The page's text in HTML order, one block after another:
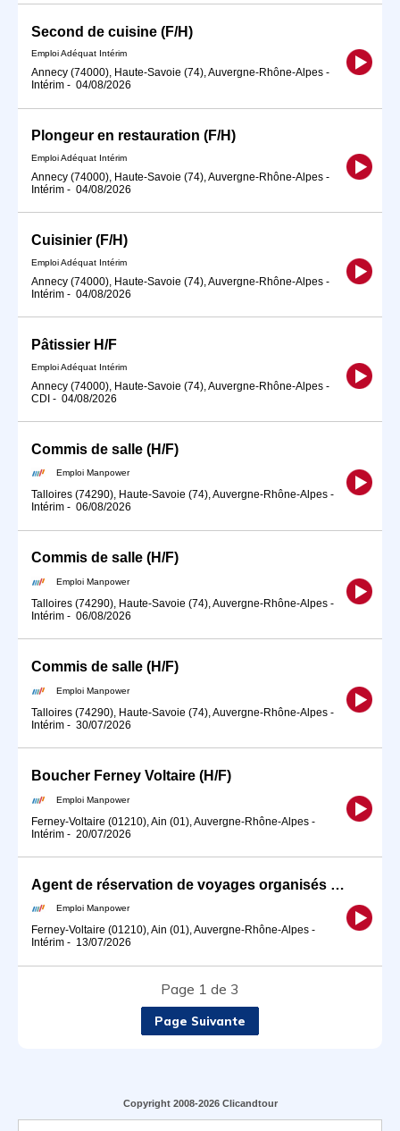
Second de cuisine (F/H)
Emploi Adéquat Intérim
Annecy (74000), Haute-Savoie (74), Auvergne-Rhône-Alpes -
Intérim - 04/08/2026
Plongeur en restauration (F/H)
Emploi Adéquat Intérim
Annecy (74000), Haute-Savoie (74), Auvergne-Rhône-Alpes -
Intérim - 04/08/2026
Cuisinier (F/H)
Emploi Adéquat Intérim
Annecy (74000), Haute-Savoie (74), Auvergne-Rhône-Alpes -
Intérim - 04/08/2026
Pâtissier H/F
Emploi Adéquat Intérim
Annecy (74000), Haute-Savoie (74), Auvergne-Rhône-Alpes -
CDI - 04/08/2026
Commis de salle (H/F)
Emploi Manpower
Talloires (74290), Haute-Savoie (74), Auvergne-Rhône-Alpes -
Intérim - 06/08/2026
Commis de salle (H/F)
Emploi Manpower
Talloires (74290), Haute-Savoie (74), Auvergne-Rhône-Alpes -
Intérim - 06/08/2026
Commis de salle (H/F)
Emploi Manpower
Talloires (74290), Haute-Savoie (74), Auvergne-Rhône-Alpes -
Intérim - 30/07/2026
Boucher Ferney Voltaire (H/F)
Emploi Manpower
Ferney-Voltaire (01210), Ain (01), Auvergne-Rhône-Alpes -
Intérim - 20/07/2026
Agent de réservation de voyages organisés Ferney Voltaire (H/F)
Emploi Manpower
Ferney-Voltaire (01210), Ain (01), Auvergne-Rhône-Alpes -
Intérim - 13/07/2026
Page 1 de 3
Page Suivante
Copyright 2008-2026 Clicandtour